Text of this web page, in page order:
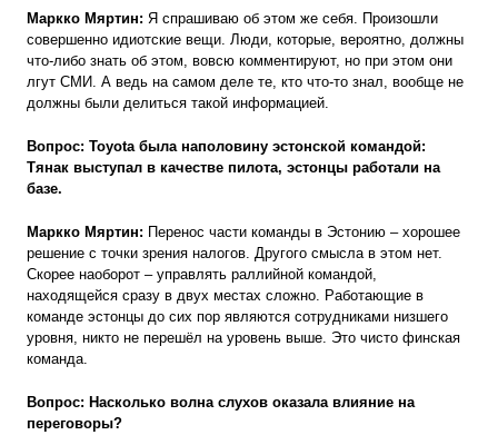
Маркко Мяртин: Я спрашиваю об этом же себя. Произошли
совершенно идиотские вещи. Люди, которые, вероятно, должны
что-либо знать об этом, вовсю комментируют, но при этом они
лгут СМИ. А ведь на самом деле те, кто что-то знал, вообще не
должны были делиться такой информацией.
Вопрос: Toyotaбыла наполовину эстонской командой:
Тянак выступал в качестве пилота, эстонцы работали на
базе.
Маркко Мяртин: Перенос части команды в Эстонию – хорошее
решение с точки зрения налогов. Другого смысла в этом нет.
Скорее наоборот – управлять раллийной командой,
находящейся сразу в двух местах сложно. Работающие в
команде эстонцы до сих пор являются сотрудниками низшего
уровня, никто не перешёл на уровень выше. Это чисто финская
команда.
Вопрос: Насколько волна слухов оказала влияние на
переговоры?